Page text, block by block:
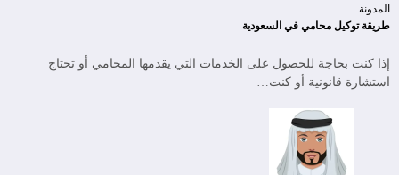
المدونة
طريقة توكيل محامي في السعودية
إذا كنت بحاجة للحصول على الخدمات التي يقدمها المحامي أو تحتاج
استشارة قانونية أو كنت…